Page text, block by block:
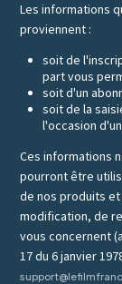
Les informations
proviennent :
soit de
part vous
soit d'un
soit de la
l'occasion
Ces informations
pourront être
de nos produits
modification, de
vous concernent
17 du 6 janvier